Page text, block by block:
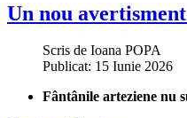
Un nou
Scris de Ioana POPA
Publicat: 15 Iunie 2026
Fântânile arteziene nu